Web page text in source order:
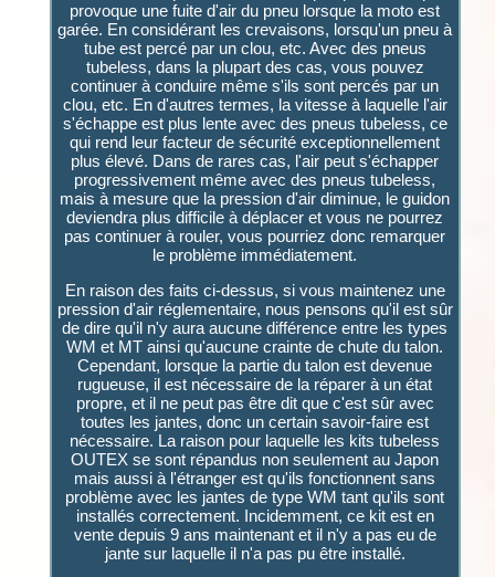
provoque une fuite d'air du pneu lorsque la moto est
garée. En considérant les crevaisons, lorsqu'un pneu à
tube est percé par un clou, etc. Avec des pneus
tubeless, dans la plupart des cas, vous pouvez
continuer à conduire même s'ils sont percés par un
clou, etc. En d'autres termes, la vitesse à laquelle l'air
s'échappe est plus lente avec des pneus tubeless, ce
qui rend leur facteur de sécurité exceptionnellement
plus élevé. Dans de rares cas, l'air peut s'échapper
progressivement même avec des pneus tubeless,
mais à mesure que la pression d'air diminue, le guidon
deviendra plus difficile à déplacer et vous ne pourrez
pas continuer à rouler, vous pourriez donc remarquer
le problème immédiatement.
En raison des faits ci-dessus, si vous maintenez une
pression d'air réglementaire, nous pensons qu'il est sûr
de dire qu'il n'y aura aucune différence entre les types
WM et MT ainsi qu'aucune crainte de chute du talon.
Cependant, lorsque la partie du talon est devenue
rugueuse, il est nécessaire de la réparer à un état
propre, et il ne peut pas être dit que c'est sûr avec
toutes les jantes, donc un certain savoir-faire est
nécessaire. La raison pour laquelle les kits tubeless
OUTEX se sont répandus non seulement au Japon
mais aussi à l'étranger est qu'ils fonctionnent sans
problème avec les jantes de type WM tant qu'ils sont
installés correctement. Incidemment, ce kit est en
vente depuis 9 ans maintenant et il n'y a pas eu de
jante sur laquelle il n'a pas pu être installé.